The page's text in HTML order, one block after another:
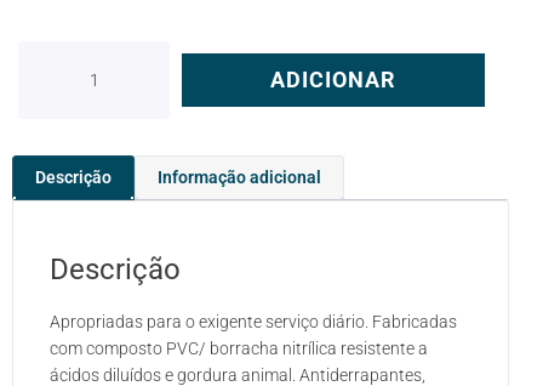
ADICIONAR
Descrição Informação adicional
Descrição
Apropriadas para o exigente serviço diário. Fabricadas
com composto PVC/ borracha nitrílica resistente a
ácidos diluídos e gordura animal. Antiderrapantes,